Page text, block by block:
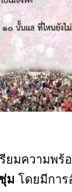
ยมความพร้
ม โดยมีกา